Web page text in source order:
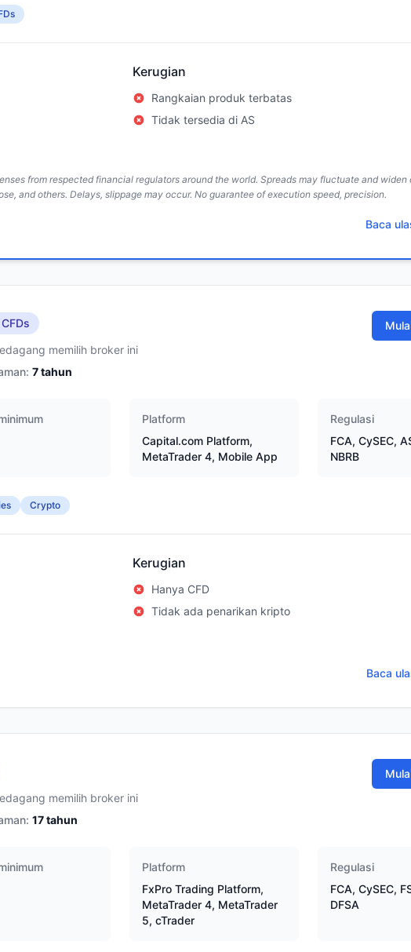
Kerugian
Rangkaian produk terbatas
Tidak tersedia di AS
from respected financial regulators around the world. Spreads may fluctuate and widen
and others. Delays, slippage may occur. No guarantee of execution speed, precision.
Baca
memilih broker ini
7tahun
Platform
Capital.com Platform,
MetaTrader 4, Mobile App
Regulasi
FCA, CySEC,
NBRB
Crypto
Kerugian
Hanya CFD
Tidak ada penarikan kripto
Baca
memilih broker ini
17tahun
Platform
FxPro Trading Platform,
MetaTrader 4, MetaTrader
5, cTrader
Regulasi
FCA, CySEC,
DFSA